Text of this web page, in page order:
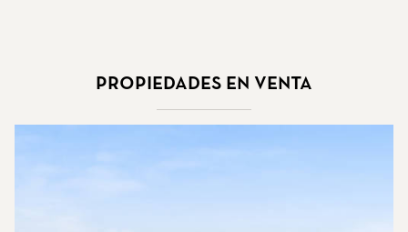
Propiedades en venta